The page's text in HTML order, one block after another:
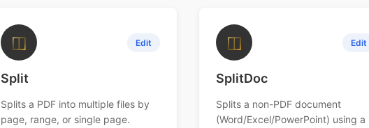
◫ Edit
Split
Splits a PDF into multiple files by
page, range, or single page.
◫ Edit
SplitDoc
Splits a non-PDF document
(Word/Excel/PowerPoint) using a